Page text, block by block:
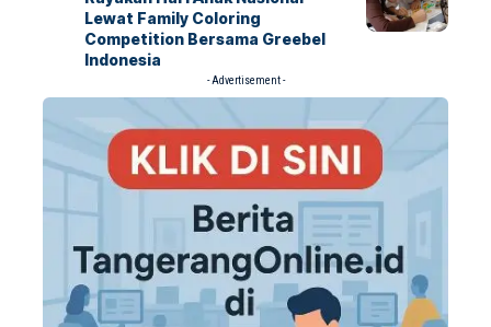
Lewat Family Coloring
Competition Bersama Greebel
Indonesia
- Advertisement -